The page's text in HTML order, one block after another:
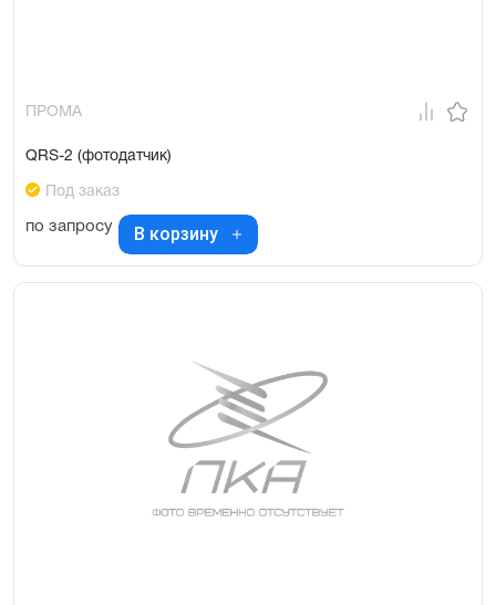
ПРОМА
QRS-2 (фотодатчик)
Под заказ
по запросу В корзину